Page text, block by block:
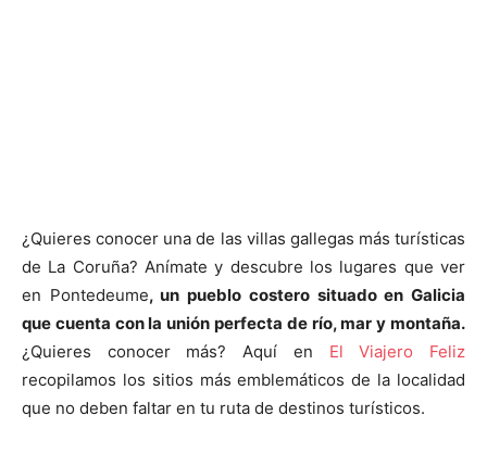
¿Quieres conocer una de las villas gallegas más turísticas
de La Coruña? Anímate y descubre los lugares que ver
en Pontedeume, un pueblo costero situado en Galicia
que cuenta con la unión perfecta de río, mar y montaña.
¿Quieres conocer más? Aquí en El Viajero Feliz
recopilamos los sitios más emblemáticos de la localidad
que no deben faltar en tu ruta de destinos turísticos.